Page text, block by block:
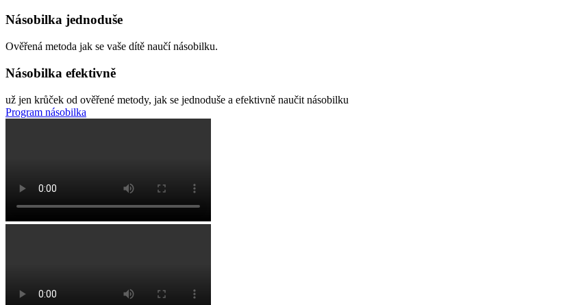
Násobilka jednoduše
Ověřená metoda jak se vaše dítě naučí násobilku.
Násobilka efektivně
už jen krůček od ověřené metody, jak se jednoduše a efektivně naučit násobilku
Program násobilka